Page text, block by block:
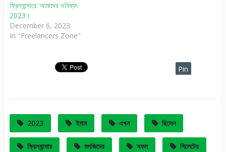
ফ্রিল্যান্সারে: আমাদের ভবিষ্যৎ
2023।
December 6, 2023
In "Freelancers Zone"
Pin
2023 ইমাম এখন ছিলেন
ফ্রিল্যান্সার মসজিদের সফল সিলেটের